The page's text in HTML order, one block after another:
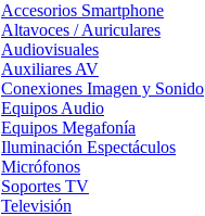
Accesorios Smartphone
Altavoces / Auriculares
Audiovisuales
Auxiliares AV
Conexiones Imagen y Sonido
Equipos Audio
Equipos Megafonía
Iluminación Espectáculos
Micrófonos
Soportes TV
Televisión